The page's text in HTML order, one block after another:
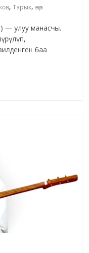
,Тарых,өнөр
— улуу манасчы.
баа